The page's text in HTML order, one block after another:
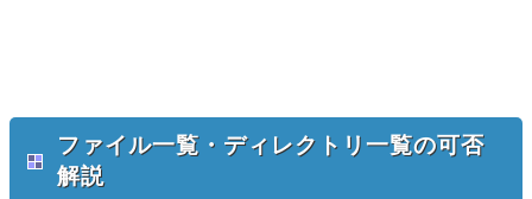
ファイル一覧・ディレクトリ一覧の可否
解説